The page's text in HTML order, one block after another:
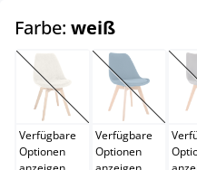
Farbe: weißauswählen
beige
(Diese Option ist zurzeit
Verfügbare
Optionen
blau
(Diese
Verfügbare
Optionen